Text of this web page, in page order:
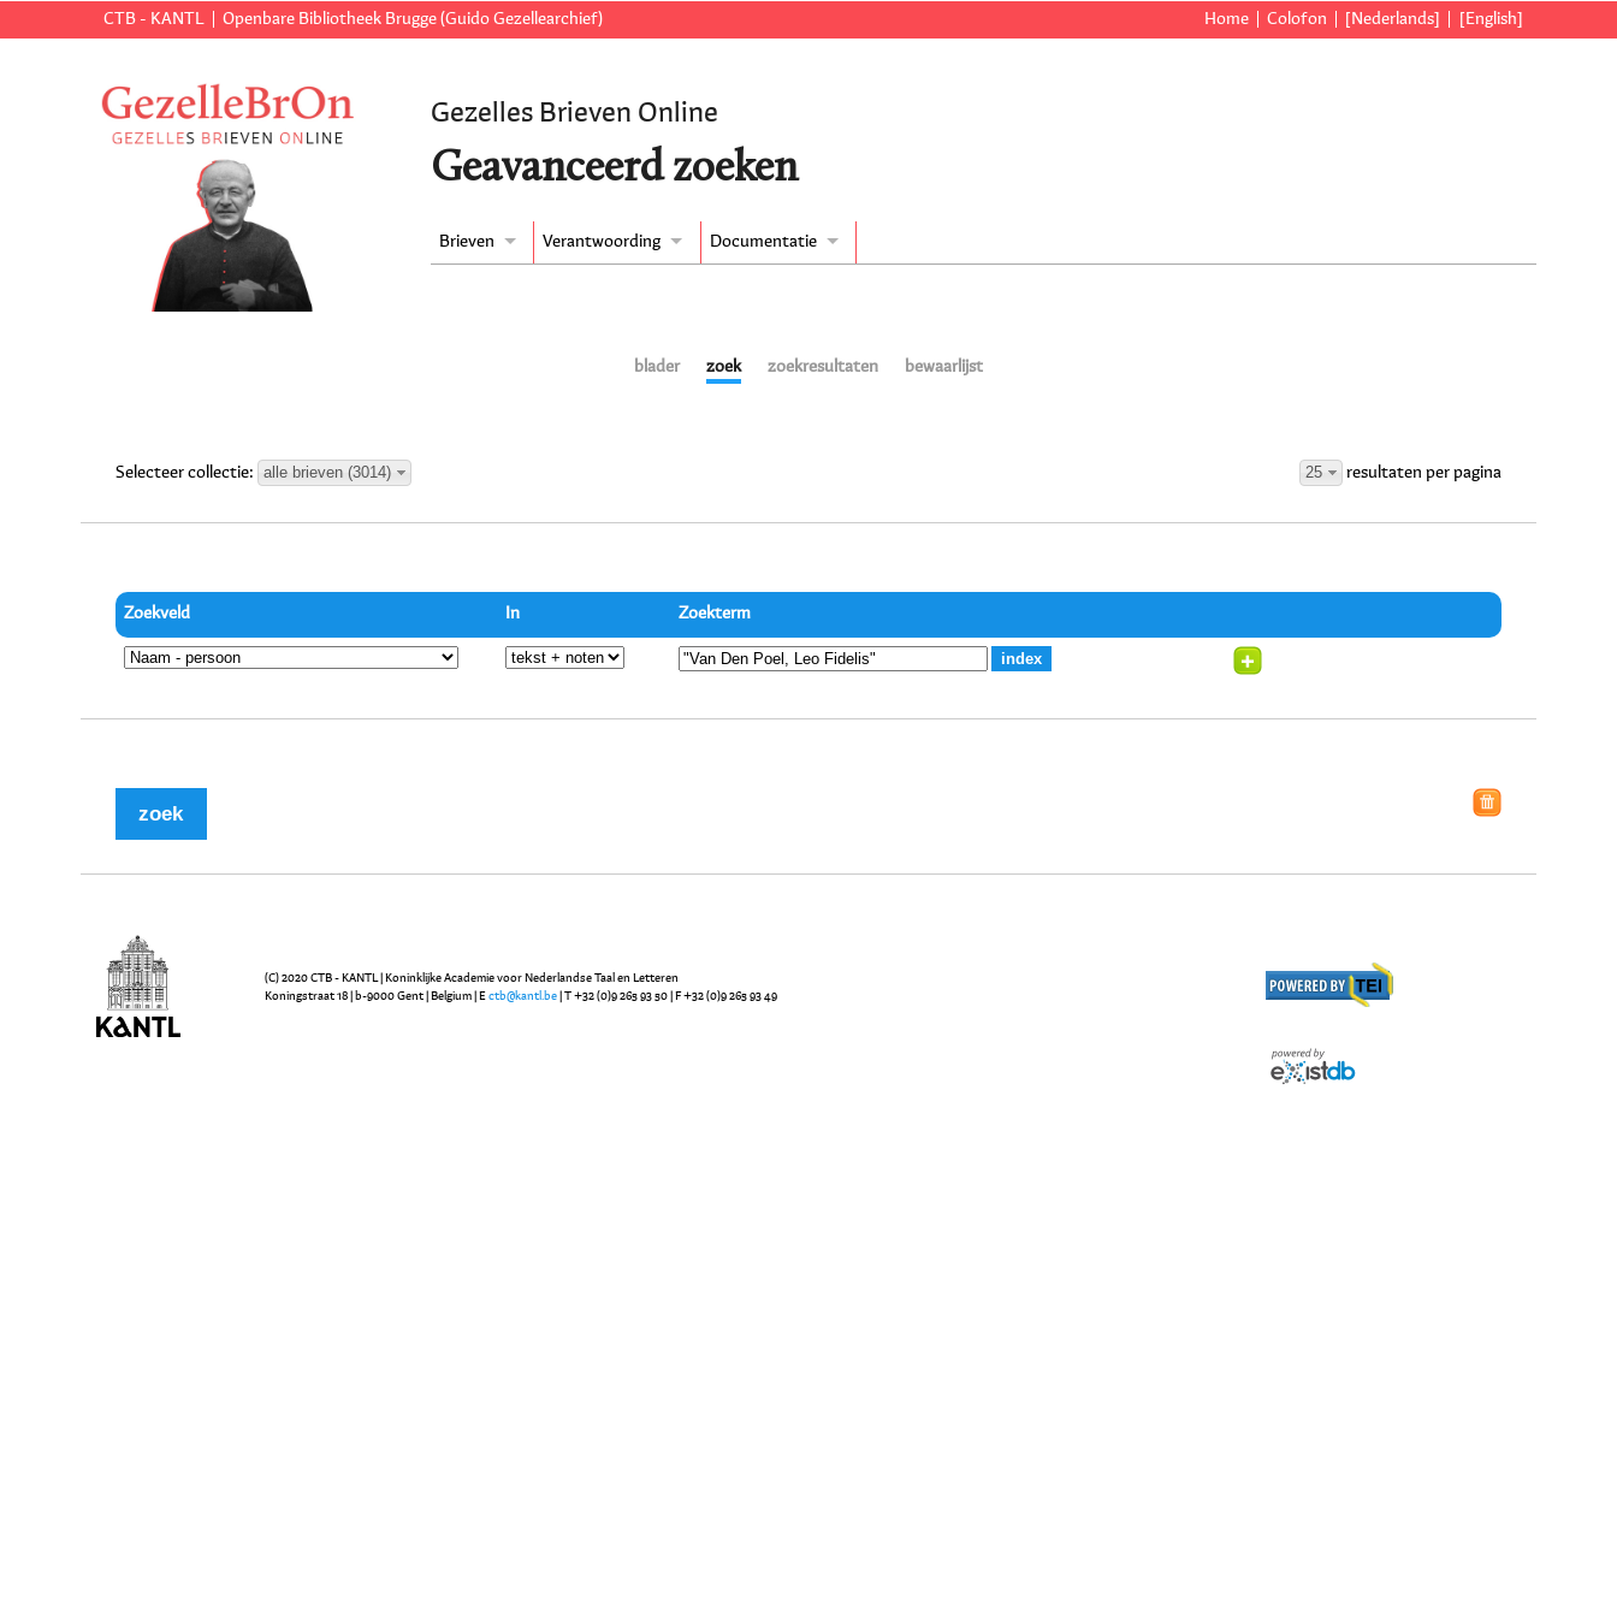
CTB - KANTL Openbare Bibliotheek Brugge (Guido Gezellearchief) Home Colofon [Nederlands] [English]
Gezelles Brieven Online
Geavanceerd zoeken
Brieven Verantwoording Documentatie
blader zoek zoekresultaten bewaarlijst
Selecteer collectie: alle brieven (3014) 25 resultaten per pagina
Zoekveld In Zoekterm
(C) 2020 CTB - KANTL | Koninklijke Academie voor Nederlandse Taal en Letteren
Koningstraat 18 | b-9000 Gent | Belgium | Ectb@kantl.be | T +32 (0)9 265 93 50 | F +32 (0)9 265 93 49